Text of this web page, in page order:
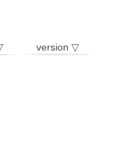
version ▽